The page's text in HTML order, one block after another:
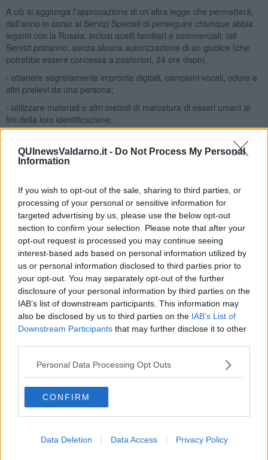
QUInewsValdarno.it - Do Not Process My Personal
Information
If you wish to opt-out of the sale, sharing to third parties, or
processing of your personal or sensitive information for
targeted advertising by us, please use the below opt-out
section to confirm your selection. Please note that after your
opt-out request is processed you may continue seeing
interest-based ads based on personal information utilized by
us or personal information disclosed to third parties prior to
your opt-out. You may separately opt-out of the further
disclosure of your personal information by third parties on the
IAB’s list of downstream participants. This information may
also be disclosed by us to third parties on the IAB’s List of
Downstream Participants that may further disclose it to other
Personal Data Processing Opt Outs
CONFIRM
Data Deletion Data Access Privacy Policy
A ciò si aggiunga l’approvazione di un’altra legge che permetterà,
dall’anno in corso ai Servizi Speciali di perseguire chiunque abbia
legami con la Russia, inclusi quelli familiari e commerciali: tali
Servizi potranno, senza alcuna autorizzazione di un giudice (che
potrebbe essere concessa a posteriori, 24 ore dopo),
- ottenere segretamente impronte digitali, campioni vocali, odore e
altri prelievi da una persona;
- utilizzare materiali o altri metodi di marcatura di esseri umani ai
fini della loro identificazione;
oltre alle armi d’ordinanza.
Ciò conferma che lo stato di guerra cronico logora … e non solo
Analizzerò la prossima volta altre forme diPanopticon digitale.
Adolfo Santoro
Se vuoi leggere le notizie principali della Toscana iscriviti alla
Newsletter QUInews - ToscanaMedia. Arriva gratis tutti i giorni
alle 20:00 direttamente nella tua casella di posta.
Basta cliccareQUI
Articoli dal Blog “Disincantato” di Adolfo Santoro
​Linee guida per organizzare il civismo della complessità
​Il ripristino della natura secondo la legge e l’impegno dei
Cittadini
Tutti morimmo a stento (3)